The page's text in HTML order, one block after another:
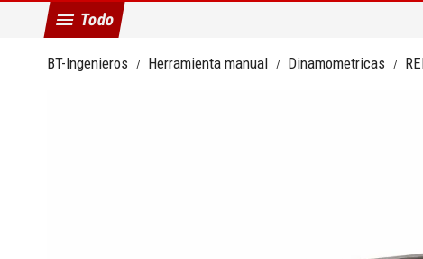
menu Todo
BT-Ingenieros Herramienta manual Dinamometricas